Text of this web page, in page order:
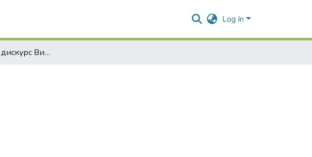
Log In
Необычный дискурс Вирджинии Вулф